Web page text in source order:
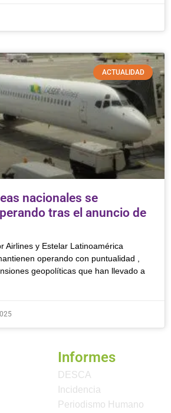
ACTUALIDAD
nacionales se
tras el anuncio de
Airlines y Estelar Latinoamérica
operando con puntualidad ,
geopolíticas que han llevado a
Informes
DESCA
Incidencia
Periodismo Humano